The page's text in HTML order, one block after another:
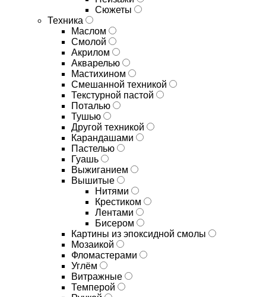
Сюжеты
Техника
Маслом
Смолой
Акрилом
Акварелью
Мастихином
Смешанной техникой
Текстурной пастой
Поталью
Тушью
Другой техникой
Карандашами
Пастелью
Гуашь
Выжиганием
Вышитые
Нитями
Крестиком
Лентами
Бисером
Картины из эпоксидной смолы
Мозаикой
Фломастерами
Углём
Витражные
Темперой